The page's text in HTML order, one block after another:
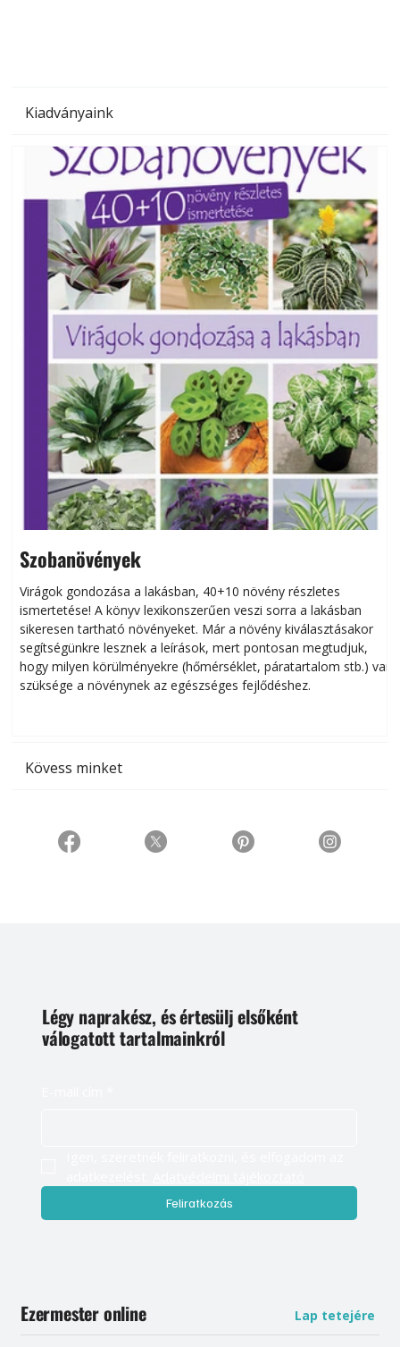
Kiadványaink
Szobanövények
Virágok gondozása a lakásban, 40+10 növény részletes
ismertetése! A könyv lexikonszerűen veszi sorra a lakásban
sikeresen tart­ha­tó növényeket. Már a növény kiválasztásakor
segítségünkre lesznek a leírások, mert pontosan megtudjuk,
hogy milyen körülményekre (hőmérséklet, páratartalom stb.) van
szüksége a növénynek az egészséges fejlődéshez.
Kövess minket
Légy naprakész, és értesülj elsőként
válogatott tartalmainkról
Feliratkozás
Ezermester online Lap tetejére